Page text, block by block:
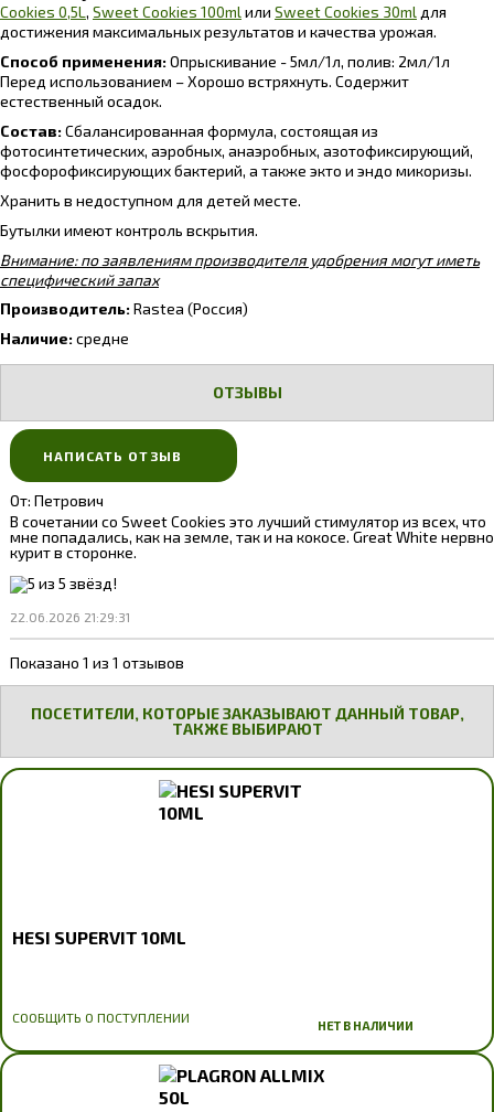
Cookies 0,5L , Sweet Cookies 100ml или Sweet Cookies 30ml для
достижения максимальных результатов и качества урожая.
Способ применения:Опрыскивание - 5мл/1л, полив: 2мл/1л
Перед использованием – Хорошо встряхнуть. Содержит
естественный осадок.
Состав:Сбалансированная формула, состоящая из
фотосинтетических, аэробных, анаэробных, азотофиксирующий,
фосфорофиксирующих бактерий, а также экто и эндо микоризы.
Хранить в недоступном для детей месте.
Бутылки имеют контроль вскрытия.
Внимание: по заявлениям производителя удобрения могут иметь
специфический запах
Производитель:Rastea (Россия)
Наличие:средне
ОТЗЫВЫ
НАПИСАТЬ ОТЗЫВ
От: Петрович
В сочетании со Sweet Cookies это лучший стимулятор из всех, что
мне попадались, как на земле, так и на кокосе. Great White нервно
курит в сторонке.
22.06.2026 21:29:31
Показано 1 из 1 отзывов
ПОСЕТИТЕЛИ, КОТОРЫЕ ЗАКАЗЫВАЮТ ДАННЫЙ ТОВАР,
ТАКЖЕ ВЫБИРАЮТ
HESI SUPERVIT 10ML
СООБЩИТЬ О ПОСТУПЛЕНИИ
НЕТ В НАЛИЧИИ